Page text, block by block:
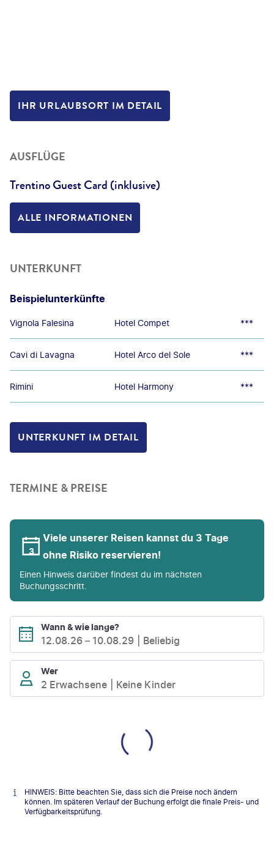
IHR URLAUBSORT IM DETAIL
AUSFLÜGE
Trentino Guest Card (inklusive)
ALLE INFORMATIONEN
UNTERKUNFT
Beispielunterkünfte
Vignola Falesina Hotel Compet ***
Cavi di Lavagna Hotel Arco del Sole ***
Rimini Hotel Harmony ***
UNTERKUNFT IM DETAIL
TERMINE & PREISE
Viele unserer Reisen kannst du 3 Tage
ohne Risiko reservieren!
Einen Hinweis darüber findest du im nächsten
Buchungsschritt.
Wann & wie lange?
12.08.26 – 10.08.29 Beliebig
Wer
2 Erwachsene Keine Kinder
HINWEIS: Bitte beachten Sie, dass sich die Preise noch ändern
können. Im späteren Verlauf der Buchung erfolgt die finale Preis- und
Verfügbarkeitsprüfung.